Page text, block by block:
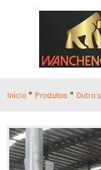
Início " Produtos " Outro